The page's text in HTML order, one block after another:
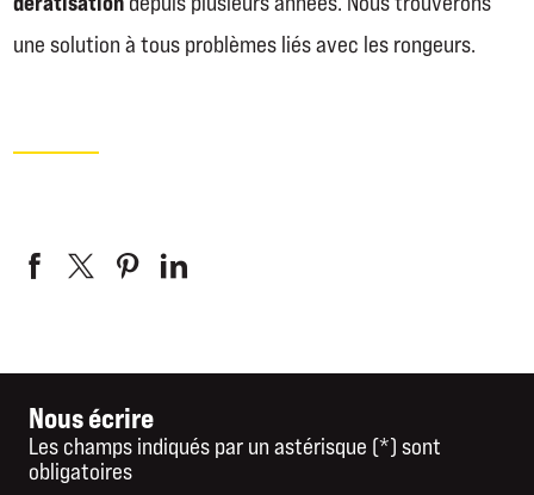
une solution à tous problèmes liés avec les rongeurs.
Nous écrire
Les champs indiqués par un astérisque (*) sont
obligatoires